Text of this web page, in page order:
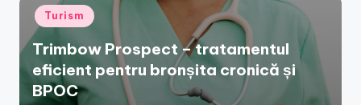
Posted
in
Turism
Trimbow Prospect – tratamentul
eficient pentru bronșita cronică și
BPOC